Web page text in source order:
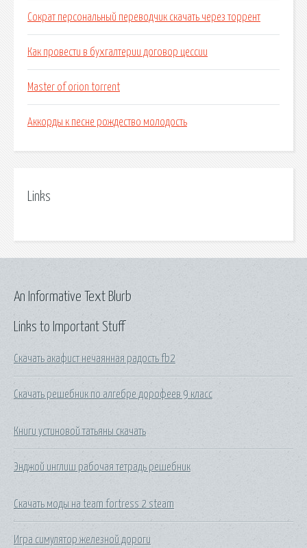
Сократ персональный переводчик скачать через торрент
Как провести в бухгалтерии договор цессии
Master of orion torrent
Аккорды к песне рождество молодость
Links
Links to Important Stuff
Скачать акафист нечаянная радость fb2
Скачать решебник по алгебре дорофеев 9 класс
Книги устиновой татьяны скачать
Энджой инглиш рабочая тетрадь решебник
Скачать моды на team fortress 2 steam
Игра симулятор железной дороги
An Informative Text Blurb